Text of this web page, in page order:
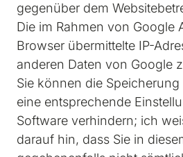
gegenüber dem
Die im Rahmen von Google
Browser übermittelte IP-
anderen Daten von Google
Sie können die
eine entsprechende
Software verhindern; ich
darauf hin, dass Sie in